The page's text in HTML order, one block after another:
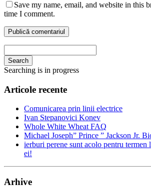
Save my name, email, and website in this
time I comment.
Search
Searching is in progress
Articole recente
Comunicarea prin linii electrice
Ivan Stepanovici Konev
Whole White Wheat FAQ
Michael Joseph” Prince ” Jackson Jr.
ierburi perene sunt acolo pentru termen
ei!
Arhive